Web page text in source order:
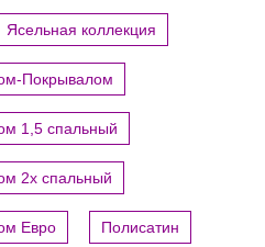
Ясельная коллекция
Покрывалом
1,5 спальный
2х спальный
Евро Полисатин